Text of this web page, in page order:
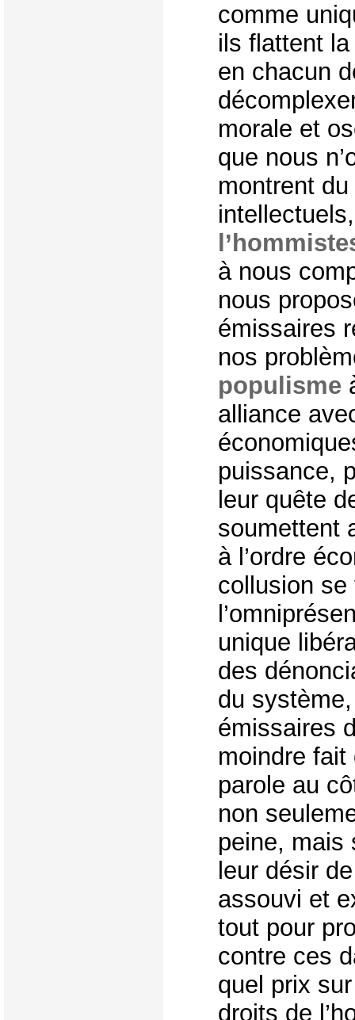
comme
ils flattent la
en chacun
morale et
que nous
montrent
à nous
nous
émissaires
nos
populisme
alliance
puissance,
leur quête
soumettent
à l’ordre
collusion se
unique
des
du
émissaires
moindre
parole au
non
peine, mais
leur désir
assouvi et
tout pour
contre ces
quel prix
droits de